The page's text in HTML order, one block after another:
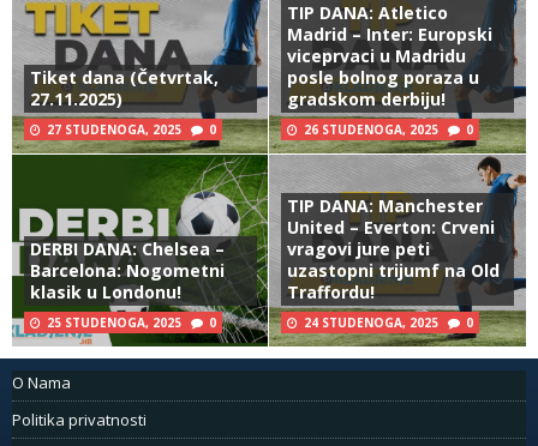
Tiket dana (Četvrtak,
27.11.2025)
27 STUDENOGA, 2025 0
TIP DANA: Atletico
Madrid – Inter: Europski
viceprvaci u Madridu
posle bolnog poraza u
gradskom derbiju!
26 STUDENOGA, 2025 0
DERBI DANA: Chelsea –
Barcelona: Nogometni
klasik u Londonu!
25 STUDENOGA, 2025 0
TIP DANA: Manchester
United – Everton: Crveni
vragovi jure peti
uzastopni trijumf na Old
Traffordu!
24 STUDENOGA, 2025 0
O Nama
Politika privatnosti